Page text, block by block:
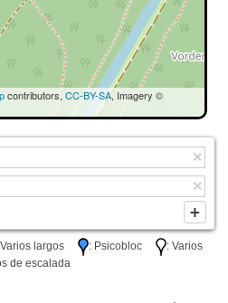
contributors, CC-BY-SA, Imagery ©
Varios largos : Psicobloc
: Varios
de escalada